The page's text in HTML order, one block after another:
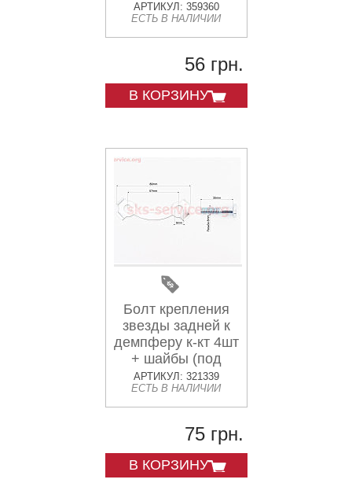
АРТИКУЛ: 359360
ЕСТЬ В НАЛИЧИИ
56 грн.
В КОРЗИНУ
Болт крепления
звезды задней к
демпферу к-кт 4шт
+ шайбы (под
звезду
4отв.*80мм)
CB/CG/Viper-
V200N
АРТИКУЛ: 321339
ЕСТЬ В НАЛИЧИИ
75 грн.
В КОРЗИНУ